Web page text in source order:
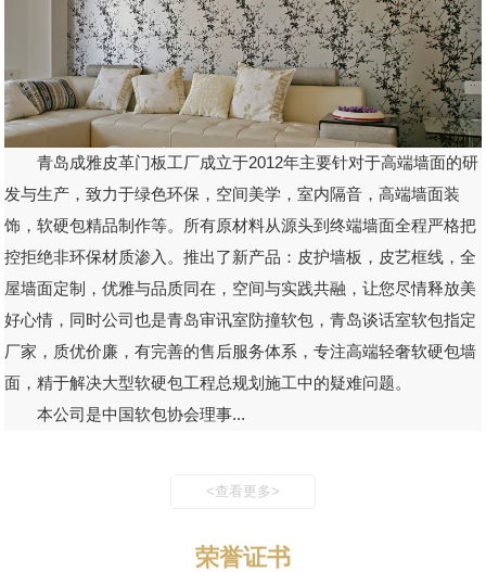
青岛成雅皮革门板工厂成立于2012年主要针对于高端墙面的研
发与生产，致力于绿色环保，空间美学，室内隔音，高端墙面装
饰，软硬包精品制作等。所有原材料从源头到终端墙面全程严格把
控拒绝非环保材质渗入。推出了新产品：皮护墙板，皮艺框线，全
屋墙面定制，优雅与品质同在，空间与实践共融，让您尽情释放美
好心情，同时公司也是青岛审讯室防撞软包，青岛谈话室软包指定
厂家，质优价廉，有完善的售后服务体系，专注高端轻奢软硬包墙
面，精于解决大型软硬包工程总规划施工中的疑难问题。
本公司是中国软包协会理事...
<查看更多>
荣誉证书